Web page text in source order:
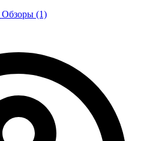
Обзоры (1)